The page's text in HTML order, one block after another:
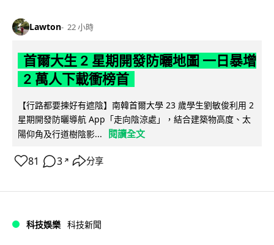
Lawton 22 小時
首爾大生 2 星期開發防曬地圖 一日暴增
2 萬人下載衝榜首
【行路都要揀好有遮陰】南韓首爾大學 23 歲學生劉敏俊利用 2
星期開發防曬導航 App「走向陰涼處」，結合建築物高度、太
陽仰角及行道樹陰影...
閱讀全文
81 3 ↗ 分享
科技娛樂 科技新聞